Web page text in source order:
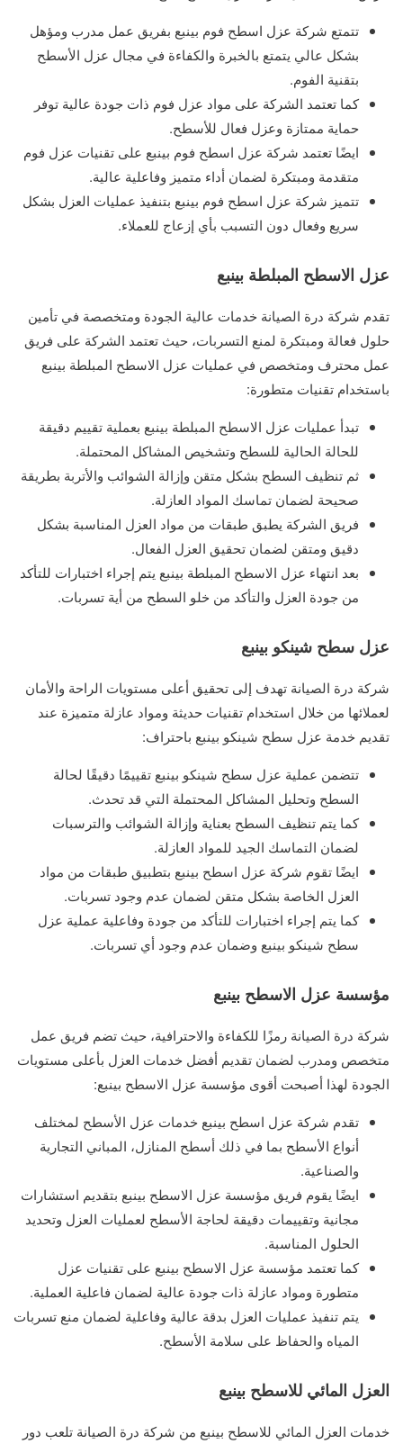
تتمتع شركة عزل اسطح فوم بينبع بفريق عمل مدرب ومؤهل
بشكل عالي يتمتع بالخبرة والكفاءة في مجال عزل الأسطح
بتقنية الفوم.
كما تعتمد الشركة على مواد عزل فوم ذات جودة عالية توفر
حماية ممتازة وعزل فعال للأسطح.
ايضًا تعتمد شركة عزل اسطح فوم بينبع على تقنيات عزل فوم
متقدمة ومبتكرة لضمان أداء متميز وفاعلية عالية.
تتميز شركة عزل اسطح فوم بينبع بتنفيذ عمليات العزل بشكل
سريع وفعال دون التسبب بأي إزعاج للعملاء.
عزل الاسطح المبلطة بينبع
تقدم شركة درة الصيانة خدمات عالية الجودة ومتخصصة في تأمين
حلول فعالة ومبتكرة لمنع التسربات، حيث تعتمد الشركة على فريق
عمل محترف ومتخصص في عمليات عزل الاسطح المبلطة بينبع
باستخدام تقنيات متطورة:
تبدأ عمليات عزل الاسطح المبلطة بينبع بعملية تقييم دقيقة
للحالة الحالية للسطح وتشخيص المشاكل المحتملة.
ثم تنظيف السطح بشكل متقن وإزالة الشوائب والأتربة بطريقة
صحيحة لضمان تماسك المواد العازلة.
فريق الشركة يطبق طبقات من مواد العزل المناسبة بشكل
دقيق ومتقن لضمان تحقيق العزل الفعال.
بعد انتهاء عزل الاسطح المبلطة بينبع يتم إجراء اختبارات للتأكد
من جودة العزل والتأكد من خلو السطح من أية تسربات.
عزل سطح شينكو بينبع
شركة درة الصيانة تهدف إلى تحقيق أعلى مستويات الراحة والأمان
لعملائها من خلال استخدام تقنيات حديثة ومواد عازلة متميزة عند
تقديم خدمة عزل سطح شينكو بينبع باحتراف:
تتضمن عملية عزل سطح شينكو بينبع تقييمًا دقيقًا لحالة
السطح وتحليل المشاكل المحتملة التي قد تحدث.
كما يتم تنظيف السطح بعناية وإزالة الشوائب والترسبات
لضمان التماسك الجيد للمواد العازلة.
ايضًا تقوم شركة عزل اسطح بينبع بتطبيق طبقات من مواد
العزل الخاصة بشكل متقن لضمان عدم وجود تسربات.
كما يتم إجراء اختبارات للتأكد من جودة وفاعلية عملية عزل
سطح شينكو بينبع وضمان عدم وجود أي تسربات.
مؤسسة عزل الاسطح بينبع
شركة درة الصيانة رمزًا للكفاءة والاحترافية، حيث تضم فريق عمل
متخصص ومدرب لضمان تقديم أفضل خدمات العزل بأعلى مستويات
الجودة لهذا أصبحت أقوى مؤسسة عزل الاسطح بينبع:
تقدم شركة عزل اسطح بينبع خدمات عزل الأسطح لمختلف
أنواع الأسطح بما في ذلك أسطح المنازل، المباني التجارية
والصناعية.
ايضًا يقوم فريق مؤسسة عزل الاسطح بينبع بتقديم استشارات
مجانية وتقييمات دقيقة لحاجة الأسطح لعمليات العزل وتحديد
الحلول المناسبة.
كما تعتمد مؤسسة عزل الاسطح بينبع على تقنيات عزل
متطورة ومواد عازلة ذات جودة عالية لضمان فاعلية العملية.
يتم تنفيذ عمليات العزل بدقة عالية وفاعلية لضمان منع تسربات
المياه والحفاظ على سلامة الأسطح.
العزل المائي للاسطح بينبع
خدمات العزل المائي للاسطح بينبع من شركة درة الصيانة تلعب دور